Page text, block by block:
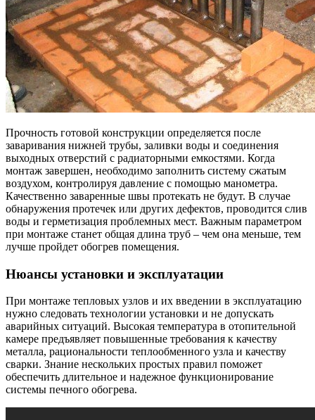
Прочность готовой конструкции определяется после
заваривания нижней трубы, заливки воды и соединения
выходных отверстий с радиаторными емкостями. Когда
монтаж завершен, необходимо заполнить систему сжатым
воздухом, контролируя давление с помощью манометра.
Качественно заваренные швы протекать не будут. В случае
обнаружения протечек или других дефектов, проводится слив
воды и герметизация проблемных мест. Важным параметром
при монтаже станет общая длина труб – чем она меньше, тем
лучше пройдет обогрев помещения.
Нюансы установки и эксплуатации
При монтаже тепловых узлов и их введении в эксплуатацию
нужно следовать технологии установки и не допускать
аварийных ситуаций. Высокая температура в отопительной
камере предъявляет повышенные требования к качеству
металла, рациональности теплообменного узла и качеству
сварки. Знание нескольких простых правил поможет
обеспечить длительное и надежное функционирование
системы печного обогрева.